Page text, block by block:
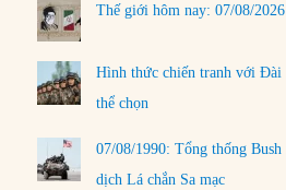
Thế giới hôm nay: 07/08/2026
Hình thức chiến tranh với Đài
thể chọn
07/08/1990: Tổng thống
dịch Lá chắn Sa mạc